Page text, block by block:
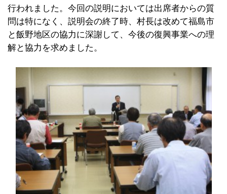
行われました。今回の説明においては出席者からの質
問は特になく、説明会の終了時、村長は改めて福島市
と飯野地区の協力に深謝して、今後の復興事業への理
解と協力を求めました。